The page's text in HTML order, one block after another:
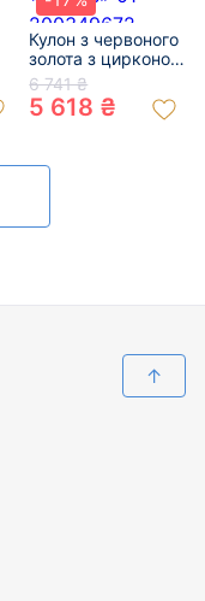
Кулон з червоного
золота з цирконом
«Серце» 01-
200349672
6 741 ₴
5 618 ₴
↑